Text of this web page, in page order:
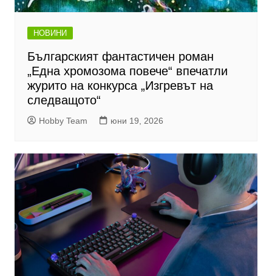
НОВИНИ
Българският фантастичен роман
„Една хромозома повече“ впечатли
журито на конкурса „Изгревът на
следващото“
Hobby Team юни 19, 2026